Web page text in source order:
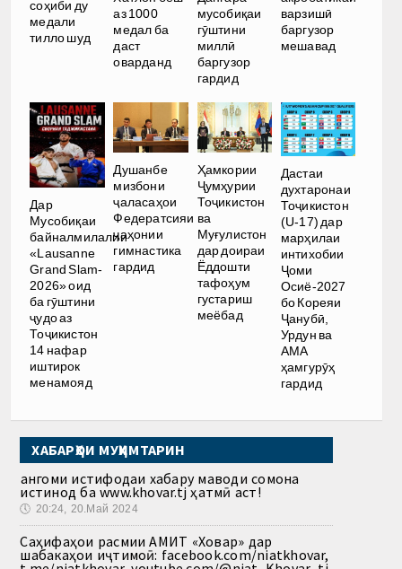
соҳиби ду
медали
тилло шуд
аз 1000
медал ба
даст
оварданд
мусобиқаи
гӯштини
миллӣ
баргузор
гардид
варзишӣ
баргузор
мешавад
Дар
Мусобиқаи
байналмилалии
«Lausanne
Grand Slam-
2026» оид
ба гӯштини
ҷудо аз
Тоҷикистон
14 нафар
иштирок
менамояд
Душанбе
мизбони
ҷаласаҳои
Федератсияи
ҷаҳонии
гимнастика
гардид
Ҳамкории
Ҷумҳурии
Тоҷикистон
ва
Муғулистон
дар доираи
Ёддошти
тафоҳум
густариш
меёбад
Дастаи
духтаронаи
Тоҷикистон
(U-17) дар
марҳилаи
интихобии
Ҷоми
Осиё-2027
бо Кореяи
Ҷанубӣ,
Урдун ва
АМА
ҳамгурӯҳ
гардид
ХАБАРҲОИ МУҲИМТАРИН
Ҳангоми истифодаи хабару маводи сомона
истинод ба www.khovar.tj ҳатмӣ аст!
🕔 20:24, 20.Май 2024
Саҳифаҳои расмии АМИТ «Ховар» дар
шабакаҳои иҷтимоӣ: facebook.com/niatkhovar,